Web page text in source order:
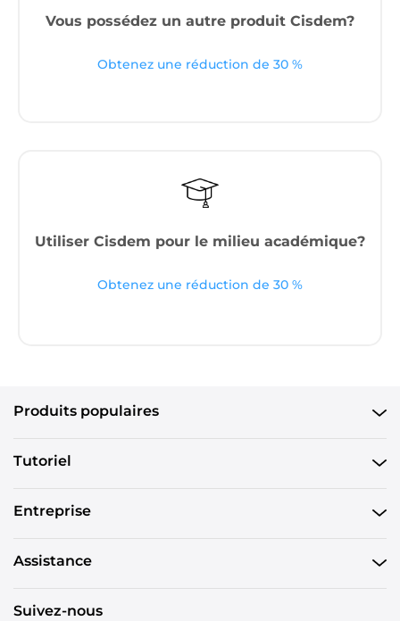
Vous possédez un autre produit Cisdem?
Obtenez une réduction de 30 %
Utiliser Cisdem pour le milieu académique?
Obtenez une réduction de 30 %
Produits populaires
Tutoriel
Entreprise
Assistance
Suivez-nous